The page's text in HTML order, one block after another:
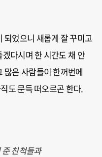
되었으니 새롭게 잘 꾸미고
다시며 한 시간도 채 안
많은 사람들이 한꺼번에
도 문득 떠오르곤 한다.
친척들과